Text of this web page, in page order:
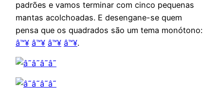
padrões e vamos terminar com cinco pequenas
mantas acolchoadas. E desengane-se quem
pensa que os quadrados são um tema monótono:
â™¥ â™¥ â™¥ â™¥.